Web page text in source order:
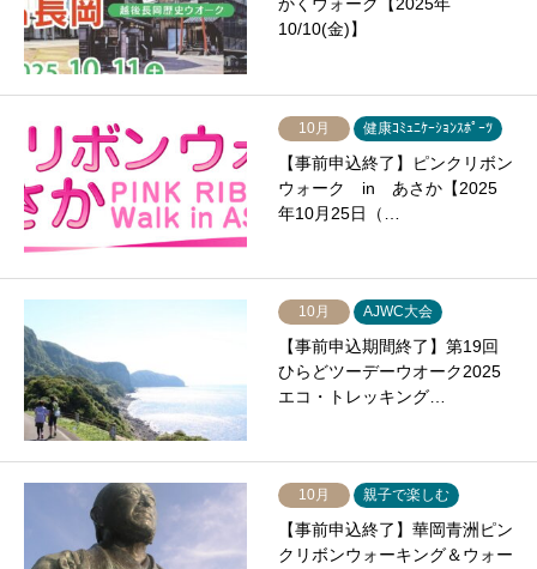
かくウォーク【2025年
10/10(金)】
10月 健康ｺﾐｭﾆｹｰｼｮﾝｽﾎﾟｰﾂ
【事前申込終了】ピンクリボン
ウォーク in あさか【2025
年10月25日（…
10月 AJWC大会
【事前申込期間終了】第19回
ひらどツーデーウオーク2025
エコ・トレッキング…
10月 親子で楽しむ
【事前申込終了】華岡青洲ピン
クリボンウォーキング＆ウォー